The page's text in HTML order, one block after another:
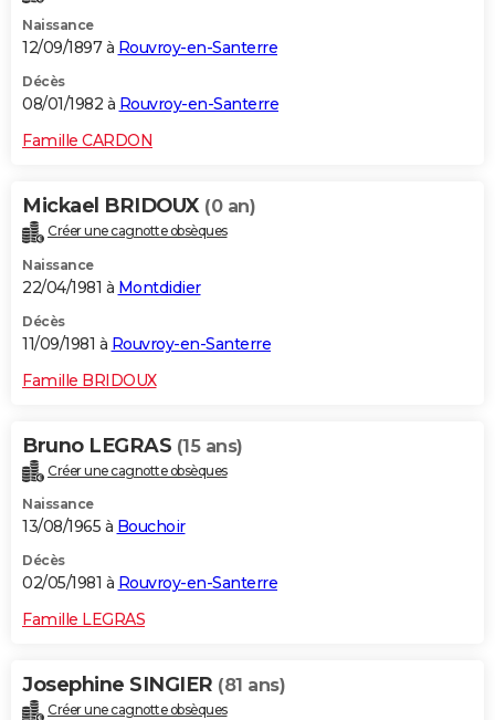
Naissance
12/09/1897 à Rouvroy-en-Santerre
Décès
08/01/1982 à Rouvroy-en-Santerre
Famille CARDON
Mickael BRIDOUX (0 an)
Créer une cagnotte obsèques
Naissance
22/04/1981 à Montdidier
Décès
11/09/1981 à Rouvroy-en-Santerre
Famille BRIDOUX
Bruno LEGRAS (15 ans)
Créer une cagnotte obsèques
Naissance
13/08/1965 à Bouchoir
Décès
02/05/1981 à Rouvroy-en-Santerre
Famille LEGRAS
Josephine SINGIER (81 ans)
Créer une cagnotte obsèques